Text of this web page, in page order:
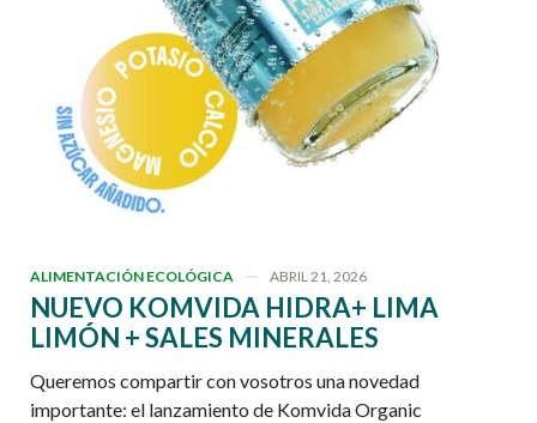
ALIMENTACIÓN ECOLÓGICA ABRIL 21, 2026
NUEVO KOMVIDA HIDRA+ LIMA
LIMÓN + SALES MINERALES
Queremos compartir con vosotros una novedad
importante: el lanzamiento de Komvida Organic